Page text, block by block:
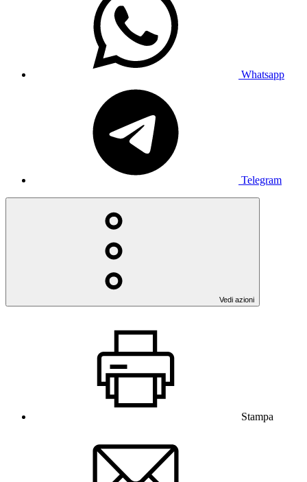
Whatsapp
Telegram
Vedi azioni
Stampa